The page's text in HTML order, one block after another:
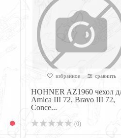
избранное сравнить
HOHNER AZ1960 чехол
Amica III 72, Bravo III 72,
Conce...
(0)